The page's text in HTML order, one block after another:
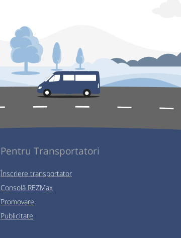
Pentru Transportatori
Înscriere transportator
Consolă REZMax
Promovare
Publicitate